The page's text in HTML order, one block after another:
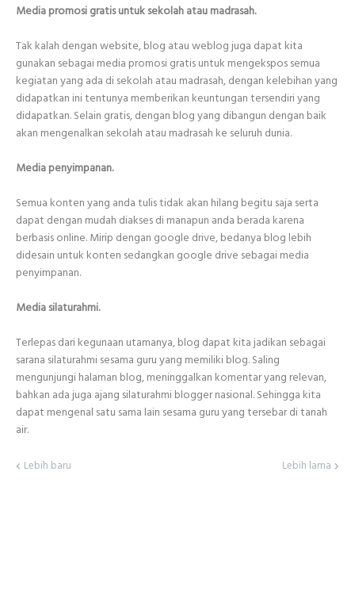
Media promosi gratis untuk sekolah atau madrasah.
Tak kalah dengan website, blog atau weblog juga dapat kita
gunakan sebagai media promosi gratis untuk mengekspos semua
kegiatan yang ada di sekolah atau madrasah, dengan kelebihan yang
didapatkan ini tentunya memberikan keuntungan tersendiri yang
didapatkan. Selain gratis, dengan blog yang dibangun dengan baik
akan mengenalkan sekolah atau madrasah ke seluruh dunia.
Media penyimpanan.
Semua konten yang anda tulis tidak akan hilang begitu saja serta
dapat dengan mudah diakses di manapun anda berada karena
berbasis online. Mirip dengan google drive, bedanya blog lebih
didesain untuk konten sedangkan google drive sebagai media
penyimpanan.
Media silaturahmi.
Terlepas dari kegunaan utamanya, blog dapat kita jadikan sebagai
sarana silaturahmi sesama guru yang memiliki blog. Saling
mengunjungi halaman blog, meninggalkan komentar yang relevan,
bahkan ada juga ajang silaturahmi blogger nasional. Sehingga kita
dapat mengenal satu sama lain sesama guru yang tersebar di tanah
air.
Lebih baru Lebih lama